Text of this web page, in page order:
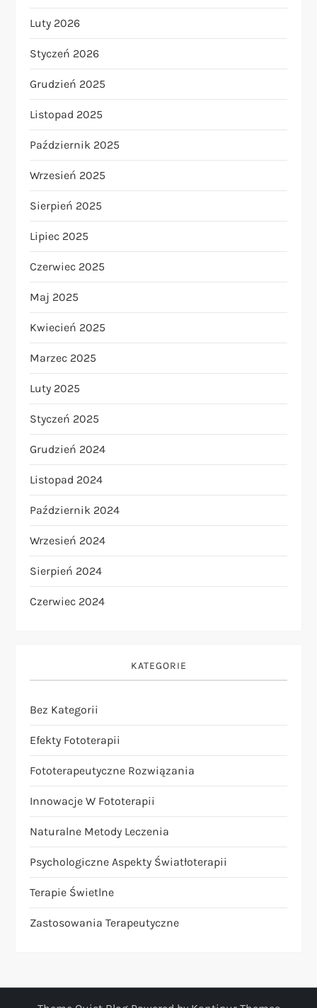
Luty 2026
Styczeń 2026
Grudzień 2025
Listopad 2025
Październik 2025
Wrzesień 2025
Sierpień 2025
Lipiec 2025
Czerwiec 2025
Maj 2025
Kwiecień 2025
Marzec 2025
Luty 2025
Styczeń 2025
Grudzień 2024
Listopad 2024
Październik 2024
Wrzesień 2024
Sierpień 2024
Czerwiec 2024
KATEGORIE
Bez Kategorii
Efekty Fototerapii
Fototerapeutyczne Rozwiązania
Innowacje W Fototerapii
Naturalne Metody Leczenia
Psychologiczne Aspekty Światłoterapii
Terapie Świetlne
Zastosowania Terapeutyczne